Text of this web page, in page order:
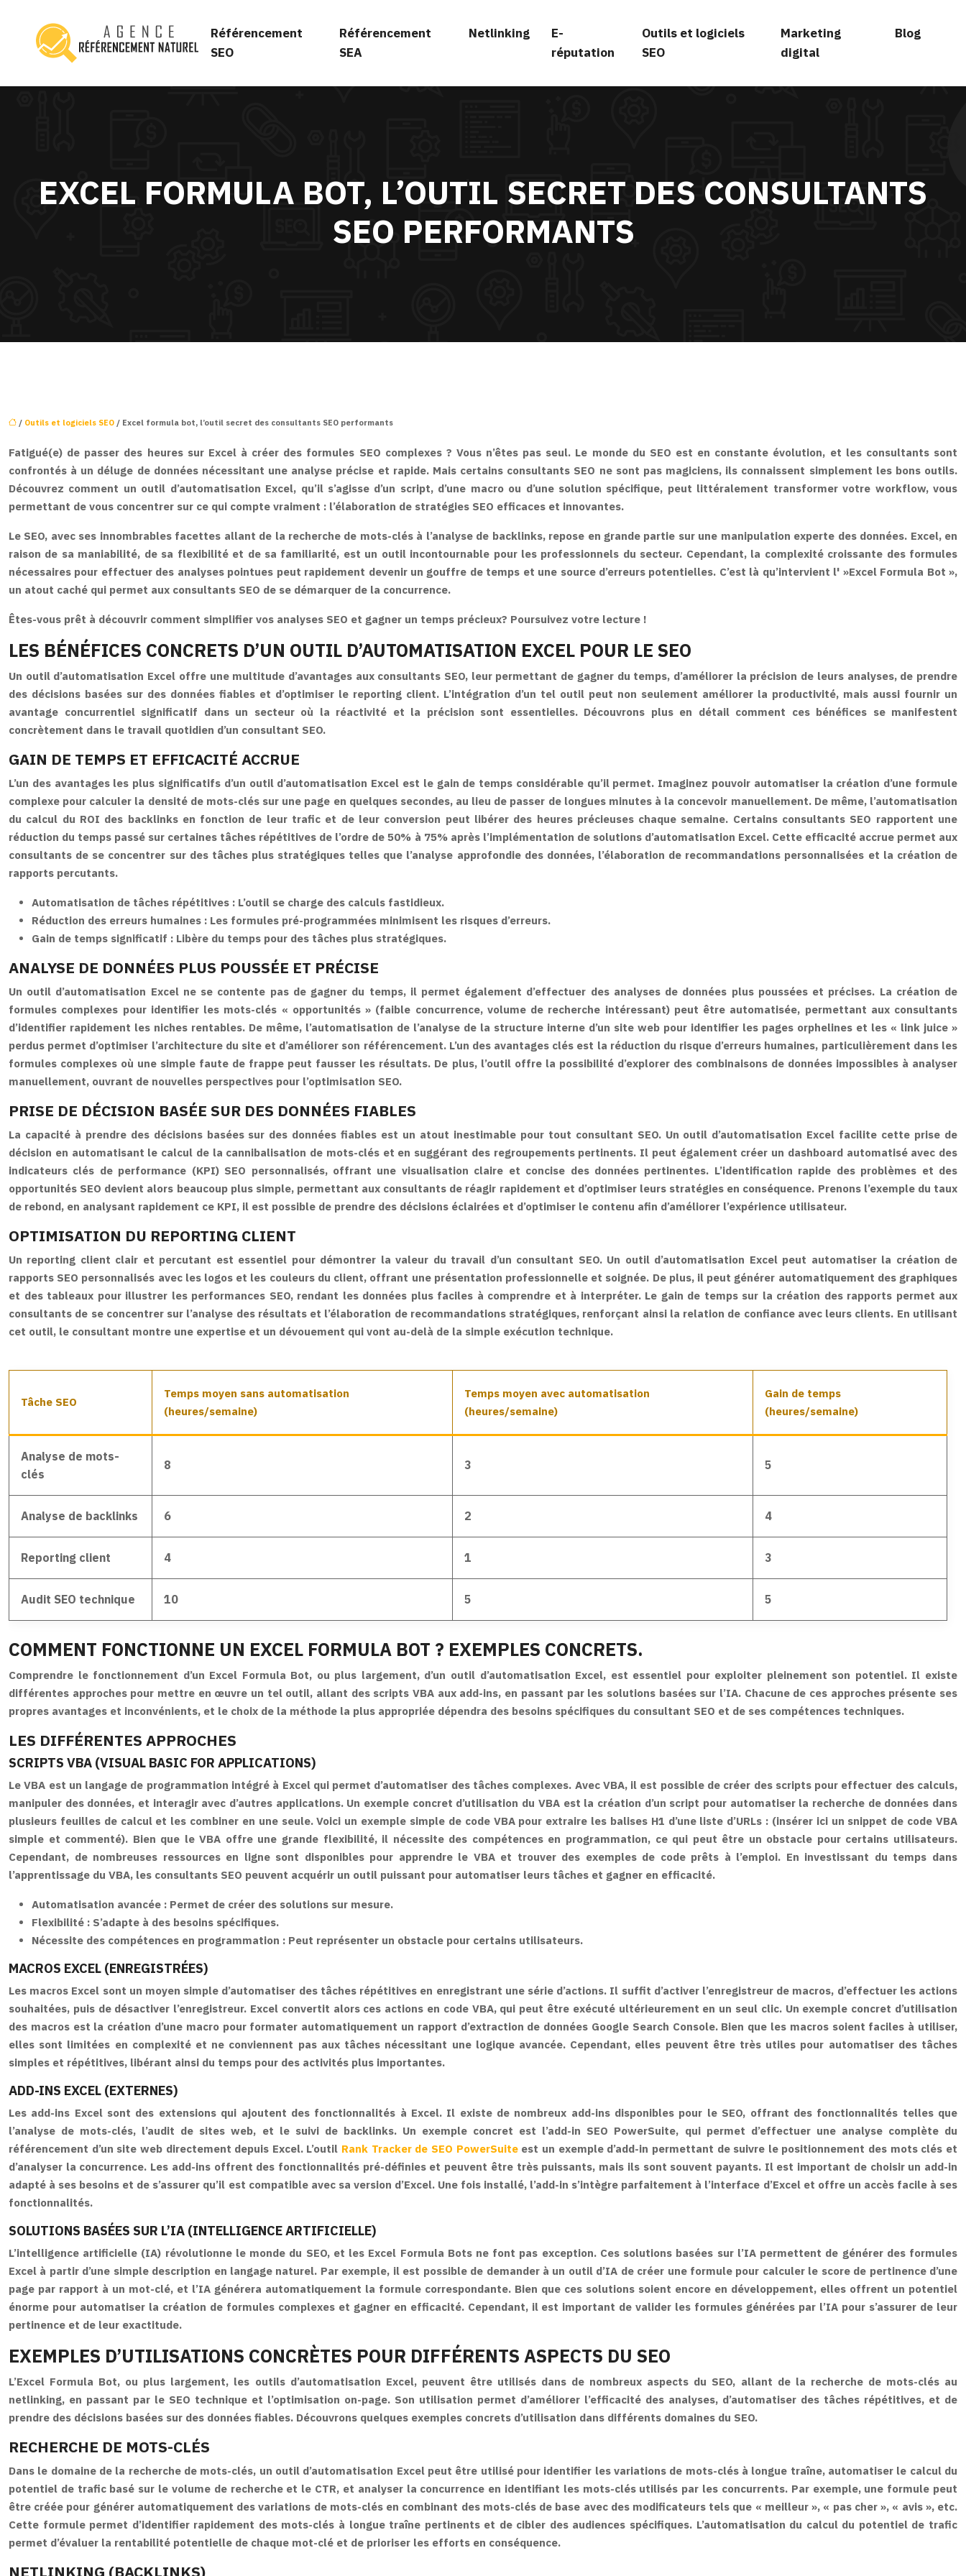
Référencement
SEO
Référencement
SEA
Netlinking
E-
réputation
Outils et logiciels
SEO
Marketing
digital
Blog
EXCEL FORMULA BOT, L’OUTIL SECRET DES CONSULTANTS
SEO PERFORMANTS
/ Outils et logiciels SEO / Excel formula bot, l’outil secret des consultants SEO performants
Fatigué(e) de passer des heures sur Excel à créer des formules SEO complexes ? Vous n’êtes pas seul. Le monde du SEO est en constante évolution, et les consultants sont
confrontés à un déluge de données nécessitant une analyse précise et rapide. Mais certains consultants SEO ne sont pas magiciens, ils connaissent simplement les bons outils.
Découvrez comment un outil d’automatisation Excel, qu’il s’agisse d’un script, d’une macro ou d’une solution spécifique, peut littéralement transformer votre workflow, vous
permettant de vous concentrer sur ce qui compte vraiment : l’élaboration de stratégies SEO efficaces et innovantes.
Le SEO, avec ses innombrables facettes allant de la recherche de mots-clés à l’analyse de backlinks, repose en grande partie sur une manipulation experte des données. Excel, en
raison de sa maniabilité, de sa flexibilité et de sa familiarité, est un outil incontournable pour les professionnels du secteur. Cependant, la complexité croissante des formules
nécessaires pour effectuer des analyses pointues peut rapidement devenir un gouffre de temps et une source d’erreurs potentielles. C’est là qu’intervient l' »Excel Formula Bot »,
un atout caché qui permet aux consultants SEO de se démarquer de la concurrence.
Êtes-vous prêt à découvrir comment simplifier vos analyses SEO et gagner un temps précieux? Poursuivez votre lecture !
LES BÉNÉFICES CONCRETS D’UN OUTIL D’AUTOMATISATION EXCEL POUR LE SEO
Un outil d’automatisation Excel offre une multitude d’avantages aux consultants SEO, leur permettant de gagner du temps, d’améliorer la précision de leurs analyses, de prendre
des décisions basées sur des données fiables et d’optimiser le reporting client. L’intégration d’un tel outil peut non seulement améliorer la productivité, mais aussi fournir un
avantage concurrentiel significatif dans un secteur où la réactivité et la précision sont essentielles. Découvrons plus en détail comment ces bénéfices se manifestent
concrètement dans le travail quotidien d’un consultant SEO.
GAIN DE TEMPS ET EFFICACITÉ ACCRUE
L’un des avantages les plus significatifs d’un outil d’automatisation Excel est le gain de temps considérable qu’il permet. Imaginez pouvoir automatiser la création d’une formule
complexe pour calculer la densité de mots-clés sur une page en quelques secondes, au lieu de passer de longues minutes à la concevoir manuellement. De même, l’automatisation
du calcul du ROI des backlinks en fonction de leur trafic et de leur conversion peut libérer des heures précieuses chaque semaine. Certains consultants SEO rapportent une
réduction du temps passé sur certaines tâches répétitives de l’ordre de 50% à 75% après l’implémentation de solutions d’automatisation Excel. Cette efficacité accrue permet aux
consultants de se concentrer sur des tâches plus stratégiques telles que l’analyse approfondie des données, l’élaboration de recommandations personnalisées et la création de
rapports percutants.
Automatisation de tâches répétitives : L’outil se charge des calculs fastidieux.
Réduction des erreurs humaines : Les formules pré-programmées minimisent les risques d’erreurs.
Gain de temps significatif : Libère du temps pour des tâches plus stratégiques.
ANALYSE DE DONNÉES PLUS POUSSÉE ET PRÉCISE
Un outil d’automatisation Excel ne se contente pas de gagner du temps, il permet également d’effectuer des analyses de données plus poussées et précises. La création de
formules complexes pour identifier les mots-clés « opportunités » (faible concurrence, volume de recherche intéressant) peut être automatisée, permettant aux consultants
d’identifier rapidement les niches rentables. De même, l’automatisation de l’analyse de la structure interne d’un site web pour identifier les pages orphelines et les « link juice »
perdus permet d’optimiser l’architecture du site et d’améliorer son référencement. L’un des avantages clés est la réduction du risque d’erreurs humaines, particulièrement dans les
formules complexes où une simple faute de frappe peut fausser les résultats. De plus, l’outil offre la possibilité d’explorer des combinaisons de données impossibles à analyser
manuellement, ouvrant de nouvelles perspectives pour l’optimisation SEO.
PRISE DE DÉCISION BASÉE SUR DES DONNÉES FIABLES
La capacité à prendre des décisions basées sur des données fiables est un atout inestimable pour tout consultant SEO. Un outil d’automatisation Excel facilite cette prise de
décision en automatisant le calcul de la cannibalisation de mots-clés et en suggérant des regroupements pertinents. Il peut également créer un dashboard automatisé avec des
indicateurs clés de performance (KPI) SEO personnalisés, offrant une visualisation claire et concise des données pertinentes. L’identification rapide des problèmes et des
opportunités SEO devient alors beaucoup plus simple, permettant aux consultants de réagir rapidement et d’optimiser leurs stratégies en conséquence. Prenons l’exemple du taux
de rebond, en analysant rapidement ce KPI, il est possible de prendre des décisions éclairées et d’optimiser le contenu afin d’améliorer l’expérience utilisateur.
OPTIMISATION DU REPORTING CLIENT
Un reporting client clair et percutant est essentiel pour démontrer la valeur du travail d’un consultant SEO. Un outil d’automatisation Excel peut automatiser la création de
rapports SEO personnalisés avec les logos et les couleurs du client, offrant une présentation professionnelle et soignée. De plus, il peut générer automatiquement des graphiques
et des tableaux pour illustrer les performances SEO, rendant les données plus faciles à comprendre et à interpréter. Le gain de temps sur la création des rapports permet aux
consultants de se concentrer sur l’analyse des résultats et l’élaboration de recommandations stratégiques, renforçant ainsi la relation de confiance avec leurs clients. En utilisant
cet outil, le consultant montre une expertise et un dévouement qui vont au-delà de la simple exécution technique.
Tâche SEO
Temps moyen sans automatisation
(heures/semaine)
Temps moyen avec automatisation
(heures/semaine)
Gain de temps
(heures/semaine)
Analyse de mots-
clés
8 3 5
Analyse de backlinks 6 2 4
Reporting client 4 1 3
Audit SEO technique 10 5 5
COMMENT FONCTIONNE UN EXCEL FORMULA BOT ? EXEMPLES CONCRETS.
Comprendre le fonctionnement d’un Excel Formula Bot, ou plus largement, d’un outil d’automatisation Excel, est essentiel pour exploiter pleinement son potentiel. Il existe
différentes approches pour mettre en œuvre un tel outil, allant des scripts VBA aux add-ins, en passant par les solutions basées sur l’IA. Chacune de ces approches présente ses
propres avantages et inconvénients, et le choix de la méthode la plus appropriée dépendra des besoins spécifiques du consultant SEO et de ses compétences techniques.
LES DIFFÉRENTES APPROCHES
SCRIPTS VBA (VISUAL BASIC FOR APPLICATIONS)
Le VBA est un langage de programmation intégré à Excel qui permet d’automatiser des tâches complexes. Avec VBA, il est possible de créer des scripts pour effectuer des calculs,
manipuler des données, et interagir avec d’autres applications. Un exemple concret d’utilisation du VBA est la création d’un script pour automatiser la recherche de données dans
plusieurs feuilles de calcul et les combiner en une seule. Voici un exemple simple de code VBA pour extraire les balises H1 d’une liste d’URLs : (insérer ici un snippet de code VBA
simple et commenté). Bien que le VBA offre une grande flexibilité, il nécessite des compétences en programmation, ce qui peut être un obstacle pour certains utilisateurs.
Cependant, de nombreuses ressources en ligne sont disponibles pour apprendre le VBA et trouver des exemples de code prêts à l’emploi. En investissant du temps dans
l’apprentissage du VBA, les consultants SEO peuvent acquérir un outil puissant pour automatiser leurs tâches et gagner en efficacité.
Automatisation avancée : Permet de créer des solutions sur mesure.
Flexibilité : S’adapte à des besoins spécifiques.
Nécessite des compétences en programmation : Peut représenter un obstacle pour certains utilisateurs.
MACROS EXCEL (ENREGISTRÉES)
Les macros Excel sont un moyen simple d’automatiser des tâches répétitives en enregistrant une série d’actions. Il suffit d’activer l’enregistreur de macros, d’effectuer les actions
souhaitées, puis de désactiver l’enregistreur. Excel convertit alors ces actions en code VBA, qui peut être exécuté ultérieurement en un seul clic. Un exemple concret d’utilisation
des macros est la création d’une macro pour formater automatiquement un rapport d’extraction de données Google Search Console. Bien que les macros soient faciles à utiliser,
elles sont limitées en complexité et ne conviennent pas aux tâches nécessitant une logique avancée. Cependant, elles peuvent être très utiles pour automatiser des tâches
simples et répétitives, libérant ainsi du temps pour des activités plus importantes.
ADD-INS EXCEL (EXTERNES)
Les add-ins Excel sont des extensions qui ajoutent des fonctionnalités à Excel. Il existe de nombreux add-ins disponibles pour le SEO, offrant des fonctionnalités telles que
l’analyse de mots-clés, l’audit de sites web, et le suivi de backlinks. Un exemple concret est l’add-in SEO PowerSuite, qui permet d’effectuer une analyse complète du
référencement d’un site web directement depuis Excel. L’outil Rank Tracker de SEO PowerSuite est un exemple d’add-in permettant de suivre le positionnement des mots clés et
d’analyser la concurrence. Les add-ins offrent des fonctionnalités pré-définies et peuvent être très puissants, mais ils sont souvent payants. Il est important de choisir un add-in
adapté à ses besoins et de s’assurer qu’il est compatible avec sa version d’Excel. Une fois installé, l’add-in s’intègre parfaitement à l’interface d’Excel et offre un accès facile à ses
fonctionnalités.
SOLUTIONS BASÉES SUR L’IA (INTELLIGENCE ARTIFICIELLE)
L’intelligence artificielle (IA) révolutionne le monde du SEO, et les Excel Formula Bots ne font pas exception. Ces solutions basées sur l’IA permettent de générer des formules
Excel à partir d’une simple description en langage naturel. Par exemple, il est possible de demander à un outil d’IA de créer une formule pour calculer le score de pertinence d’une
page par rapport à un mot-clé, et l’IA générera automatiquement la formule correspondante. Bien que ces solutions soient encore en développement, elles offrent un potentiel
énorme pour automatiser la création de formules complexes et gagner en efficacité. Cependant, il est important de valider les formules générées par l’IA pour s’assurer de leur
pertinence et de leur exactitude.
EXEMPLES D’UTILISATIONS CONCRÈTES POUR DIFFÉRENTS ASPECTS DU SEO
L’Excel Formula Bot, ou plus largement, les outils d’automatisation Excel, peuvent être utilisés dans de nombreux aspects du SEO, allant de la recherche de mots-clés au
netlinking, en passant par le SEO technique et l’optimisation on-page. Son utilisation permet d’améliorer l’efficacité des analyses, d’automatiser des tâches répétitives, et de
prendre des décisions basées sur des données fiables. Découvrons quelques exemples concrets d’utilisation dans différents domaines du SEO.
RECHERCHE DE MOTS-CLÉS
Dans le domaine de la recherche de mots-clés, un outil d’automatisation Excel peut être utilisé pour identifier les variations de mots-clés à longue traîne, automatiser le calcul du
potentiel de trafic basé sur le volume de recherche et le CTR, et analyser la concurrence en identifiant les mots-clés utilisés par les concurrents. Par exemple, une formule peut
être créée pour générer automatiquement des variations de mots-clés en combinant des mots-clés de base avec des modificateurs tels que « meilleur », « pas cher », « avis », etc.
Cette formule permet d’identifier rapidement des mots-clés à longue traîne pertinents et de cibler des audiences spécifiques. L’automatisation du calcul du potentiel de trafic
permet d’évaluer la rentabilité potentielle de chaque mot-clé et de prioriser les efforts en conséquence.
NETLINKING (BACKLINKS)